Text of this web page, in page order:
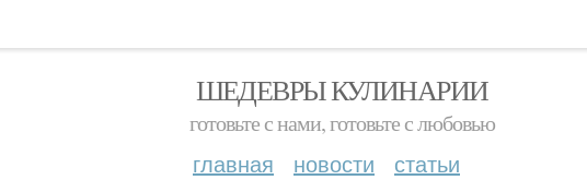
ШЕДЕВРЫ КУЛИНАРИИ
готовьте с нами, готовьте с любовью
главная новости статьи